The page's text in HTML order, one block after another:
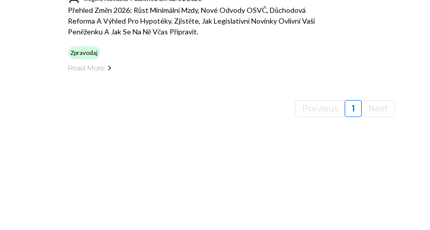
Přehled Změn 2026: Růst Minimální Mzdy, Nové Odvody OSVČ, Důchodová
Reforma A Výhled Pro Hypotéky. Zjistěte, Jak Legislativní Novinky Ovlivní Vaši
Peněženku A Jak Se Na Ně Včas Připravit.
Zpravodaj
Read More
Previous 1 Next